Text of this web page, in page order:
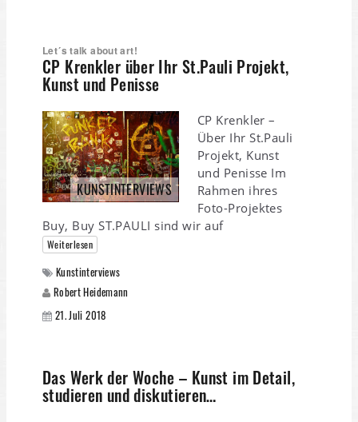
Let´s talk about art!
CP Krenkler über Ihr St.Pauli Projekt,
Kunst und Penisse
KUNSTINTERVIEWS
CP Krenkler –
Über Ihr St.Pauli
Projekt, Kunst
und Penisse Im
Rahmen ihres
Foto-Projektes
Buy, Buy ST.PAULI sind wir auf
Weiterlesen
Kunstinterviews
Robert Heidemann
21. Juli 2018
Das Werk der Woche – Kunst im Detail,
studieren und diskutieren…